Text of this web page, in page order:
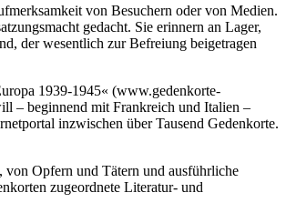
von Besuchern oder von Medien.
gedacht. Sie erinnern an Lager,
der wesentlich zur Befreiung beigetragen
1939-1945« (www.gedenkorte-
– beginnend mit Frankreich und Italien –
inzwischen über Tausend Gedenkorte.
von Opfern und Tätern und ausführliche
zugeordnete Literatur- und